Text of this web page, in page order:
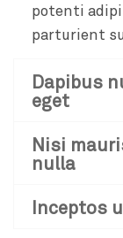
potenti
parturient
Dapibus
eget
Nisi
nulla
Inceptos